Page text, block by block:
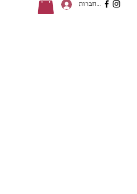
להתחברות